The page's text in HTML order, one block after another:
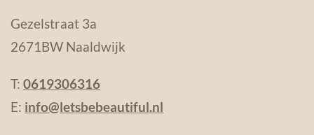
Gezelstraat 3a
2671BW Naaldwijk
T: 0619306316
E: info@letsbebeautiful.nl